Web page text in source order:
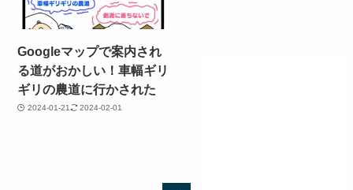
Googleマップで案内され
る道がおかしい！車幅ギリ
ギリの農道に行かされた
2024-01-21 2024-02-01